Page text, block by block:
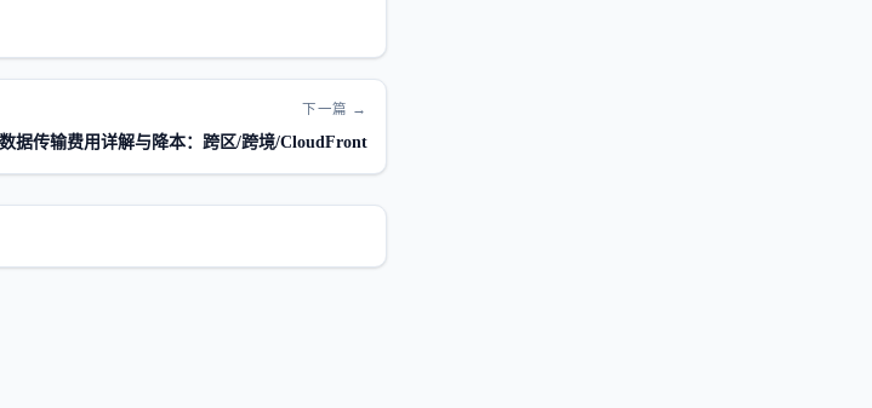
下一篇 →
据传输费用详解与降本：跨区/跨境/CloudFront